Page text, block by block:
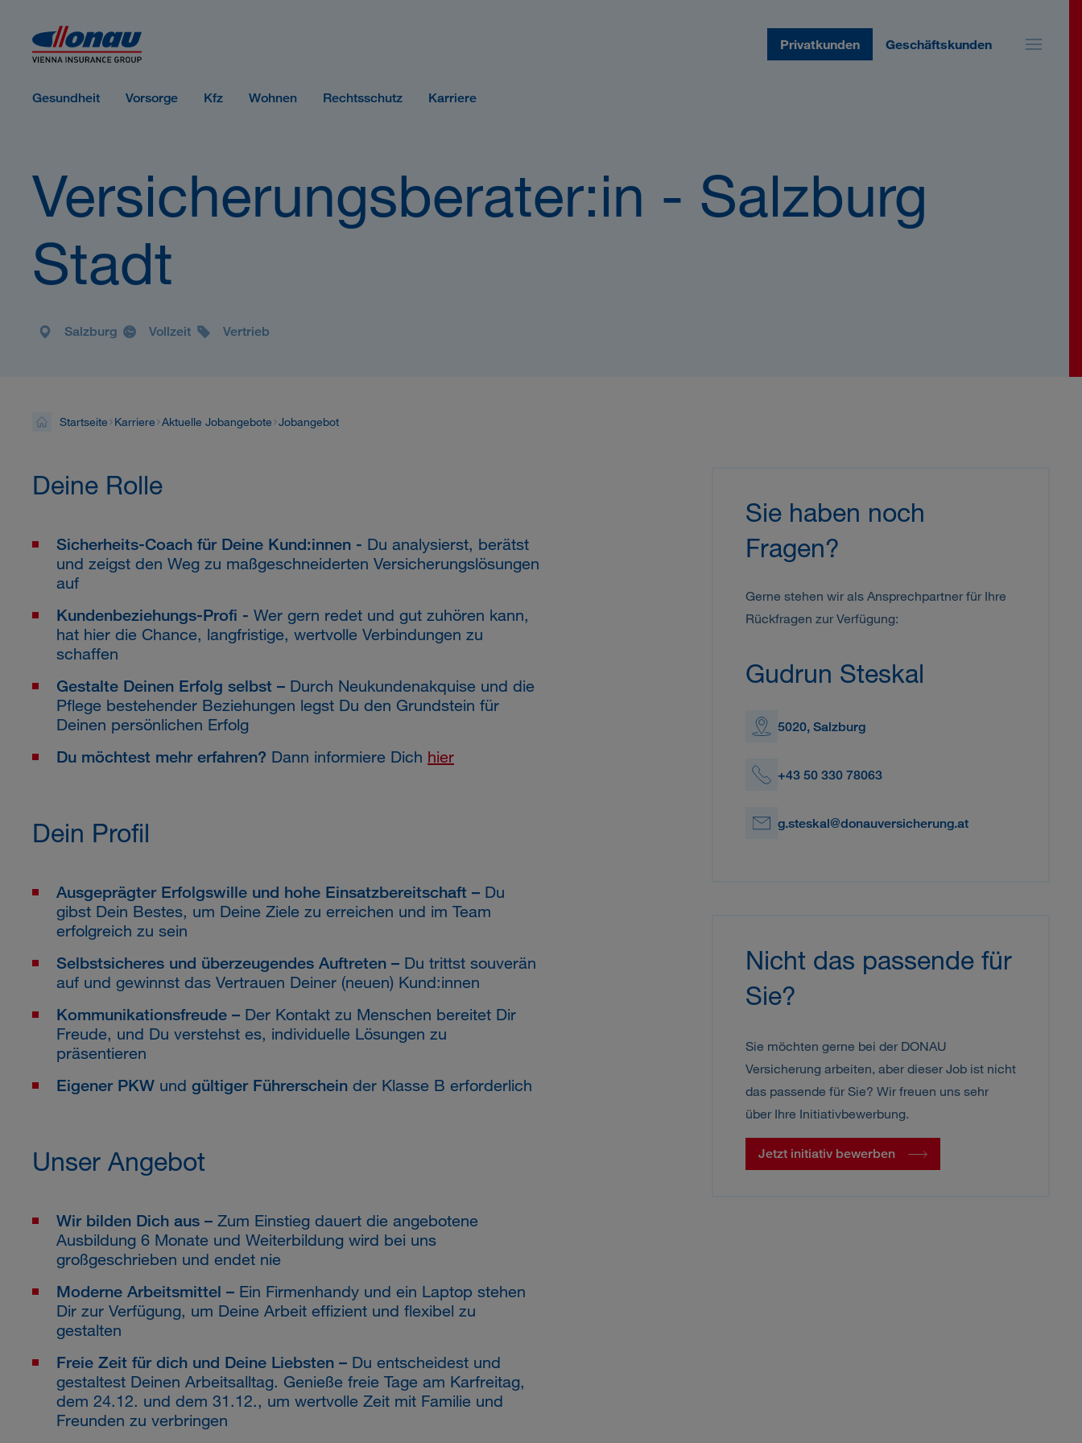
Privatkunden Geschäftskunden
Gesundheit Vorsorge Kfz Wohnen Rechtsschutz Karriere
Versicherungsberater:in - Salzburg
Stadt
Salzburg Vollzeit Vertrieb
Startseite Karriere Aktuelle Jobangebote Jobangebot
Deine Rolle
Sicherheits-Coach für Deine Kund:innen - Du analysierst, berätst
und zeigst den Weg zu maßgeschneiderten Versicherungslösungen
auf
Kundenbeziehungs-Profi - Wer gern redet und gut zuhören kann,
hat hier die Chance, langfristige, wertvolle Verbindungen zu
schaffen
Gestalte Deinen Erfolg selbst – Durch Neukundenakquise und die
Pflege bestehender Beziehungen legst Du den Grundstein für
Deinen persönlichen Erfolg
Du möchtest mehr erfahren? Dann informiere Dich hier
Dein Profil
Ausgeprägter Erfolgswille und hohe Einsatzbereitschaft – Du
gibst Dein Bestes, um Deine Ziele zu erreichen und im Team
erfolgreich zu sein
Selbstsicheres und überzeugendes Auftreten – Du trittst souverän
auf und gewinnst das Vertrauen Deiner (neuen) Kund:innen
Kommunikationsfreude – Der Kontakt zu Menschen bereitet Dir
Freude, und Du verstehst es, individuelle Lösungen zu
präsentieren
Eigener PKW und gültiger Führerschein der Klasse B erforderlich
Unser Angebot
Wir bilden Dich aus – Zum Einstieg dauert die angebotene
Ausbildung 6 Monate und Weiterbildung wird bei uns
großgeschrieben und endet nie
Moderne Arbeitsmittel – Ein Firmenhandy und ein Laptop stehen
Dir zur Verfügung, um Deine Arbeit effizient und flexibel zu
gestalten
Freie Zeit für dich und Deine Liebsten – Du entscheidest und
gestaltest Deinen Arbeitsalltag. Genieße freie Tage am Karfreitag,
dem 24.12. und dem 31.12., um wertvolle Zeit mit Familie und
Freunden zu verbringen
Sie haben noch
Fragen?
Gerne stehen wir als Ansprechpartner für Ihre
Rückfragen zur Verfügung:
Gudrun Steskal
5020, Salzburg
+43 50 330 78063
g.steskal@donauversicherung.at
Nicht das passende für
Sie?
Sie möchten gerne bei der DONAU
Versicherung arbeiten, aber dieser Job ist nicht
das passende für Sie? Wir freuen uns sehr
über Ihre Initiativbewerbung.
Jetzt initiativ bewerben